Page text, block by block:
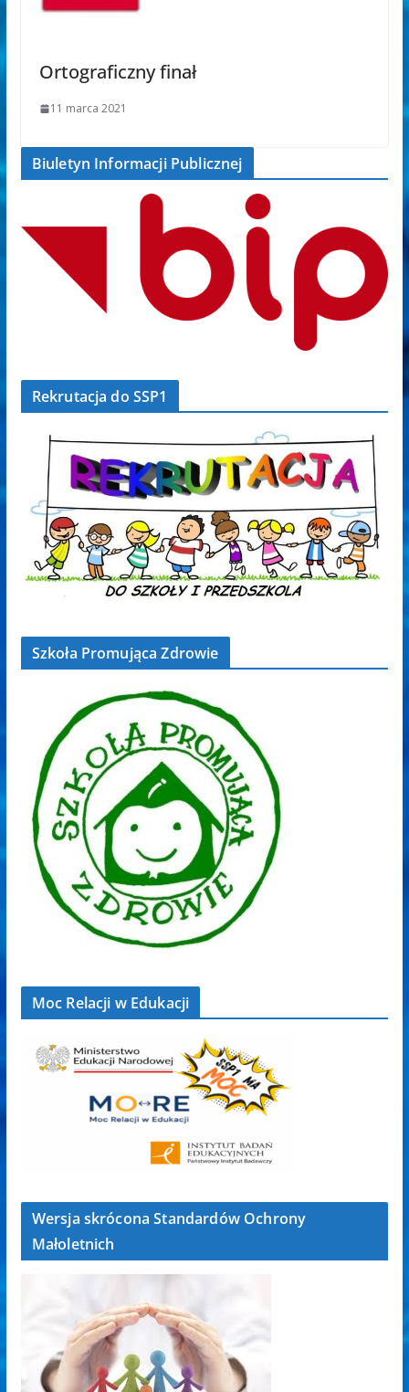
Ortograficzny finał
11 marca 2021
Biuletyn Informacji Publicznej
Rekrutacja do SSP1
Szkoła Promująca Zdrowie
Moc Relacji w Edukacji
Wersja skrócona Standardów Ochrony
Małoletnich